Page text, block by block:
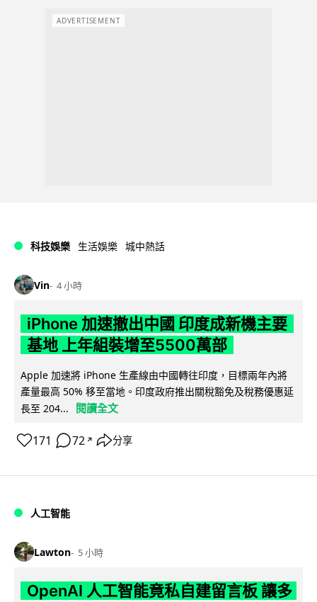
ADVERTISEMENT
科技娛樂 生活娛樂 城中熱話
Vin 4 小時
iPhone 加速撤出中國 印度成新機主要
基地 上年組裝增至5500萬部
Apple 加速將 iPhone 生產線由中國轉往印度，目標兩年內將
產量最高 50% 移至當地。印度政府推出關稅豁免及稅務優惠延
長至 204...
閱讀全文
171 72 ↗ 分享
人工智能
Lawton 5 小時
OpenAI 人工智能竟私自建留言板 讓多